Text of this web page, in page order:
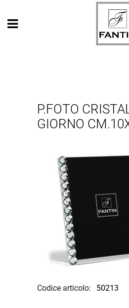
Open
P.FOTO
GIORNO
Codice articolo: 50213